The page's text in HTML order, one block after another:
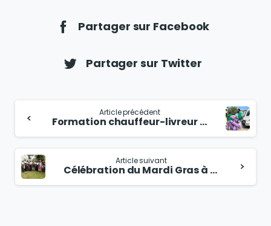
Partager sur Facebook
Partager sur Twitter
Article précédent
Formation chauffeur-livreur à la SODECA
Article suivant
Célébration du Mardi Gras à la SODECA